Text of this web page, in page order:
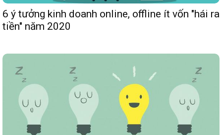
6 ý tưởng kinh doanh online, offline ít vốn "hái ra
tiền" năm 2020